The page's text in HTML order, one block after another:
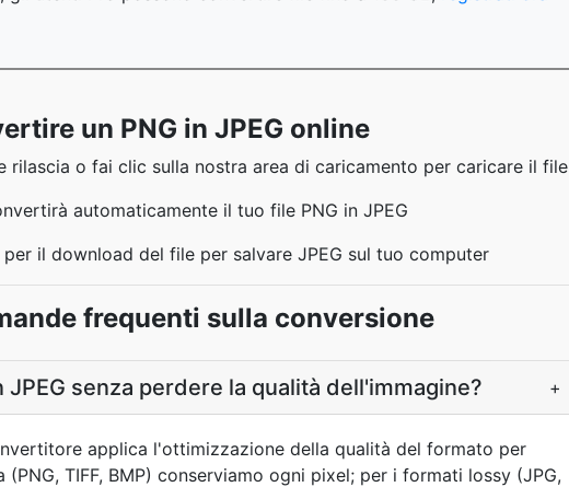
un PNG in JPEG online
rilascia o fai clic sulla nostra area di caricamento per caricare il file
automaticamente il tuo file PNG in JPEG
il download del file per salvare JPEG sul tuo computer
frequenti sulla conversione
senza perdere la qualità dell'immagine? +
applica l'ottimizzazione della qualità del formato per
TIFF, BMP) conserviamo ogni pixel; per i formati lossy (JPG,